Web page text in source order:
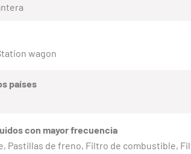
wagon
países
con mayor frecuencia
Pastillas de freno, Filtro de combustible,